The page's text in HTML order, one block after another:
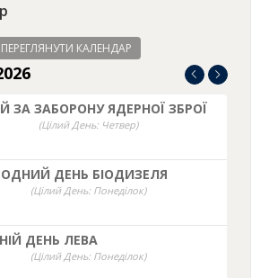
ПЕРЕГЛЯНУТИ КАЛЕНДАР
ЗА ЗАБОРОНУ ЯДЕРНОЇ ЗБРОЇ
(Цілий День: Четвер)
ДЕНЬ БІОДИЗЕЛЯ
(Цілий День: Понеділок)
ДЕНЬ ЛЕВА
(Цілий День: Понеділок)